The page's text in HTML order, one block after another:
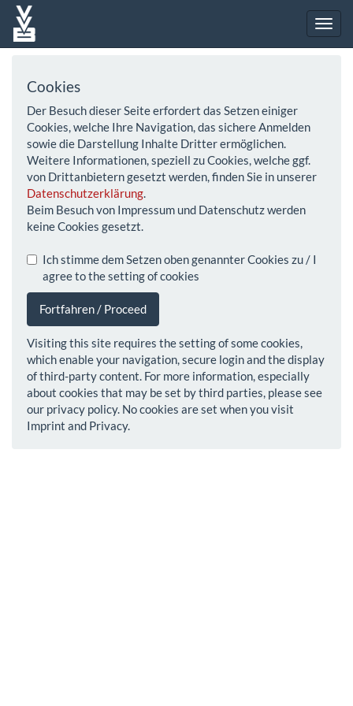
Cookies
Der Besuch dieser Seite erfordert das Setzen einiger
Cookies, welche Ihre Navigation, das sichere Anmelden
sowie die Darstellung Inhalte Dritter ermöglichen.
Weitere Informationen, speziell zu Cookies, welche ggf.
von Drittanbietern gesetzt werden, finden Sie in unserer
Datenschutzerklärung.
Beim Besuch von Impressum und Datenschutz werden
keine Cookies gesetzt.
Ich stimme dem Setzen oben genannter Cookies zu / I
agree to the setting of cookies
Fortfahren / Proceed
Visiting this site requires the setting of some cookies,
which enable your navigation, secure login and the display
of third-party content. For more information, especially
about cookies that may be set by third parties, please see
our privacy policy. No cookies are set when you visit
Imprint and Privacy.